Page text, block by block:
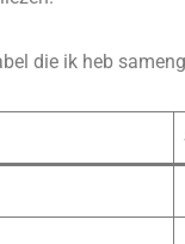
die ik heb